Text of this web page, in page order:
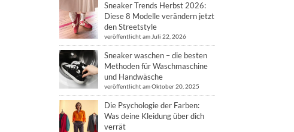
Sneaker Trends Herbst 2026:
Diese 8 Modelle verändern jetzt
den Streetstyle
veröffentlicht am Juli 22, 2026
Sneaker waschen – die besten
Methoden für Waschmaschine
und Handwäsche
veröffentlicht am Oktober 20, 2025
Die Psychologie der Farben:
Was deine Kleidung über dich
verrät